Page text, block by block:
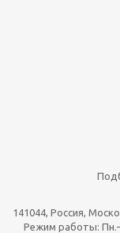
141044, Россия,
Режим работы: Пн.–